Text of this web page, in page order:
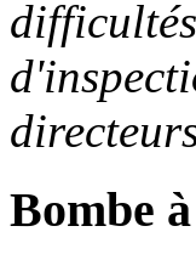
Bombe